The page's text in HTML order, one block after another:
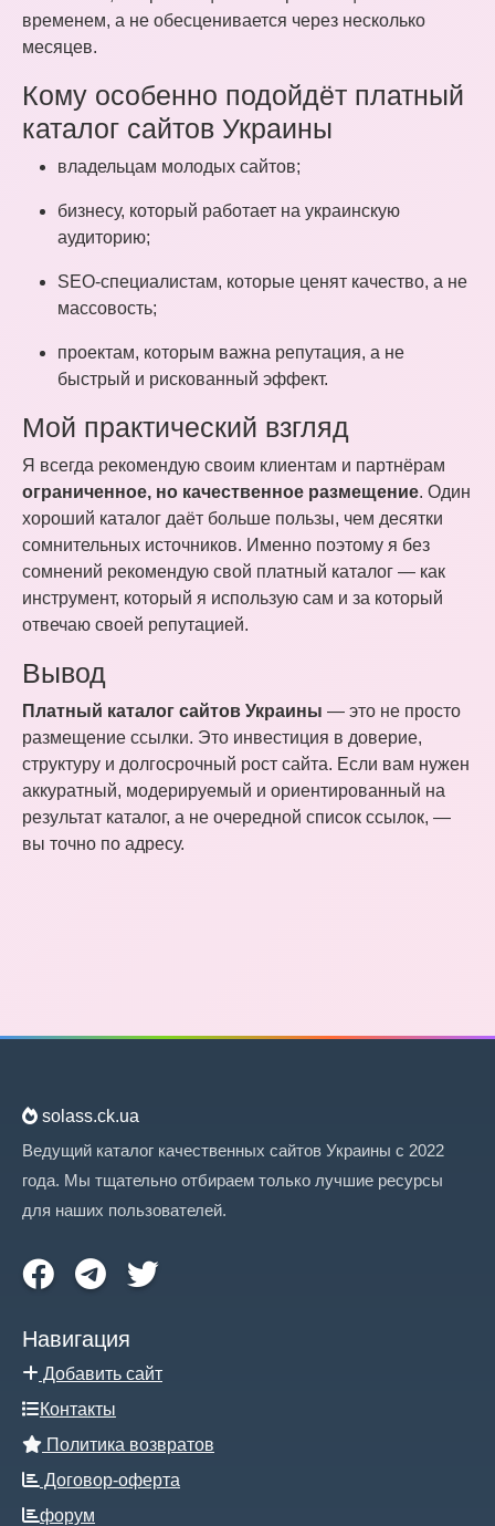
временем, а не обесценивается через несколько
месяцев.
Кому особенно подойдёт платный
каталог сайтов Украины
владельцам молодых сайтов;
бизнесу, который работает на украинскую
аудиторию;
SEO-специалистам, которые ценят качество, а не
массовость;
проектам, которым важна репутация, а не
быстрый и рискованный эффект.
Мой практический взгляд
Я всегда рекомендую своим клиентам и партнёрам
ограниченное, но качественное размещение. Один
хороший каталог даёт больше пользы, чем десятки
сомнительных источников. Именно поэтому я без
сомнений рекомендую свой платный каталог — как
инструмент, который я использую сам и за который
отвечаю своей репутацией.
Вывод
Платный каталог сайтов Украины — это не просто
размещение ссылки. Это инвестиция в доверие,
структуру и долгосрочный рост сайта. Если вам нужен
аккуратный, модерируемый и ориентированный на
результат каталог, а не очередной список ссылок, —
вы точно по адресу.
solass.ck.ua
Ведущий каталог качественных сайтов Украины с 2022
года. Мы тщательно отбираем только лучшие ресурсы
для наших пользователей.
Навигация
Добавить сайт
Контакты
Политика возвратов
Договор-оферта
форум